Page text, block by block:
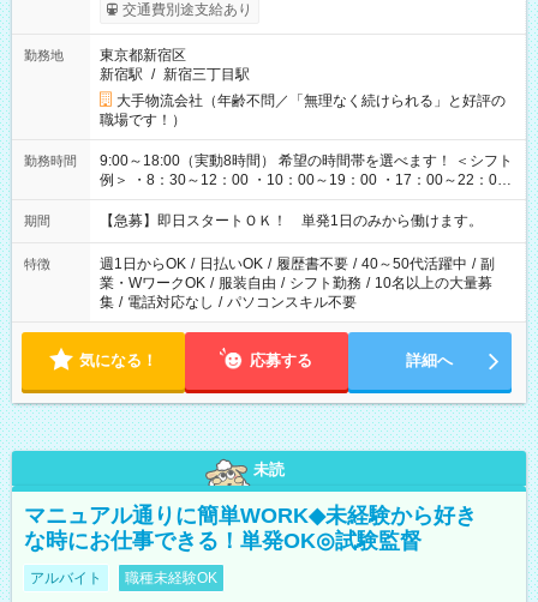
交通費別途支給あり
勤務地
東京都新宿区
新宿駅 / 新宿三丁目駅
大手物流会社（年齢不問／「無理なく続けられる」と好評の
職場です！）
勤務時間
9:00～18:00（実動8時間） 希望の時間帯を選べます！ ＜シフト
例＞ ・8：30～12：00 ・10：00～19：00 ・17：00～22：00
・13：00～22：00 ・22：00～翌6：00 など
期間 【急募】即日スタートＯＫ！ 単発1日のみから働けます。
特徴 週1日からOK / 日払いOK / 履歴書不要 / 40～50代活躍中 / 副
業・WワークOK / 服装自由 / シフト勤務 / 10名以上の大量募
集 / 電話対応なし / パソコンスキル不要
気になる！ 応募する 詳細へ
未読
マニュアル通りに簡単WORK◆未経験から好き
な時にお仕事できる！単発OK◎試験監督
アルバイト 職種未経験OK